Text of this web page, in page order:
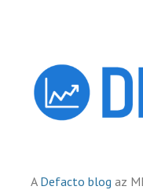
A Defacto blog az